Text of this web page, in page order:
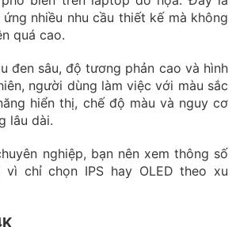
nhiều nhu cầu thiết kế mà không
quá cao.
đen sâu, độ tương phản cao và hình
người dùng làm việc với màu sắc
hiển thị, chế độ màu và nguy cơ
lâu dài.
nghiệp, bạn nên xem thông số
chỉ chọn IPS hay OLED theo xu